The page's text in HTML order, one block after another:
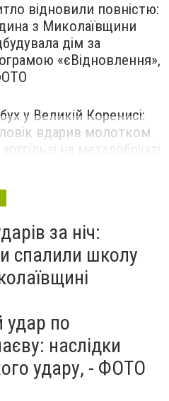
відновили повністю:
з Миколаївщини
дім за
«єВідновлення»,
у Великій Коренисі:
вдарив молотком
артгільзі на металобрухті
за ніч:
спалили школу
удар по
наслідки
удару, - ФОТО